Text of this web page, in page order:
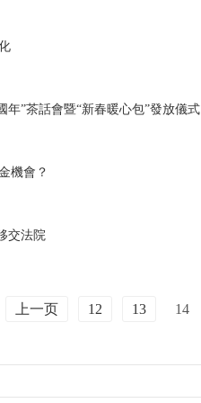
年”茶話會暨“新春暖心包”發放儀式
機會？
交法院
上一页 12 13 14